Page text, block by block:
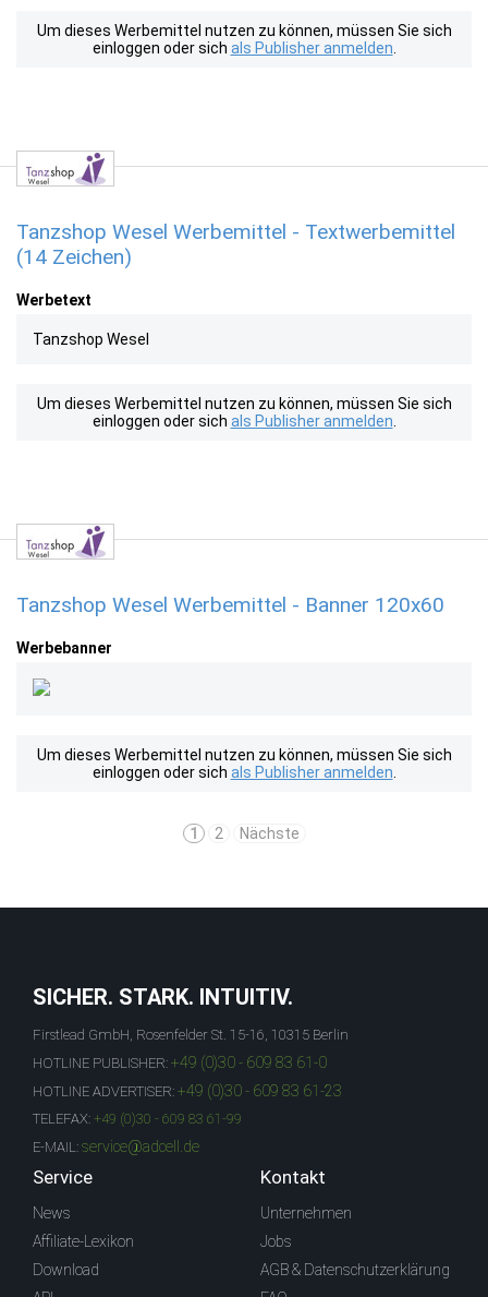
Um dieses Werbemittel nutzen zu können, müssen Sie sich
einloggen oder sich als Publisher anmelden
Tanzshop Wesel Werbemittel - Textwerbemittel
(14 Zeichen)
Werbetext
Tanzshop Wesel
Um dieses Werbemittel nutzen zu können, müssen Sie sich
einloggen oder sich als Publisher anmelden
Tanzshop Wesel Werbemittel - Banner 120x60
Werbebanner
Um dieses Werbemittel nutzen zu können, müssen Sie sich
einloggen oder sich als Publisher anmelden
1 2 Nächste
SICHER. STARK. INTUITIV.
Firstlead GmbH, Rosenfelder St. 15-16, 10315 Berlin
HOTLINE PUBLISHER: +49 (0)30 - 609 83 61-0
HOTLINE ADVERTISER: +49 (0)30 - 609 83 61-23
TELEFAX: +49 (0)30 - 609 83 61-99
E-MAIL: service@adcell.de
Service
News
Affiliate-Lexikon
Download
Kontakt
Unternehmen
Jobs
AGB & Datenschutzerklärung